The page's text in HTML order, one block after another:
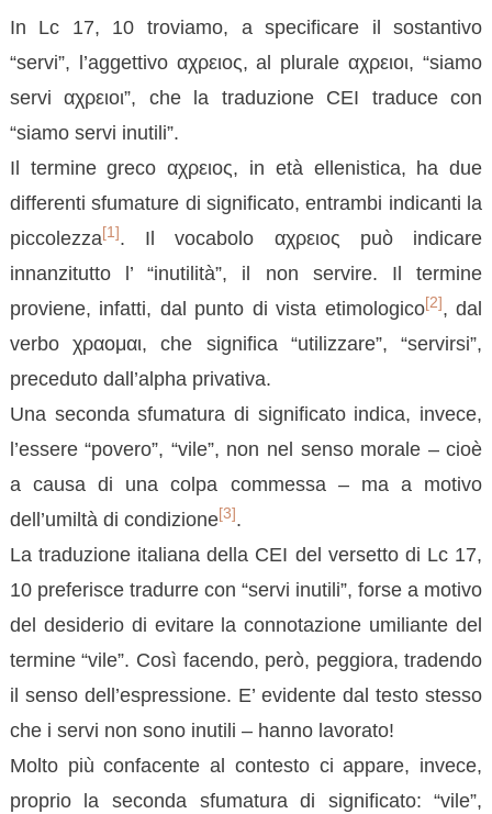
In Lc 17, 10 troviamo, a specificare il sostantivo
“servi”, l’aggettivo αχρειος, al plurale αχρειοι, “siamo
servi αχρειοι”, che la traduzione CEI traduce con
“siamo servi inutili”.
Il termine greco αχρειος, in età ellenistica, ha due
differenti sfumature di significato, entrambi indicanti la
piccolezza[1] . Il vocabolo αχρειος può indicare
innanzitutto l’ “inutilità”, il non servire. Il termine
proviene, infatti, dal punto di vista etimologico[2] , dal
verbo χραομαι, che significa “utilizzare”, “servirsi”,
preceduto dall’alpha privativa.
Una seconda sfumatura di significato indica, invece,
l’essere “povero”, “vile”, non nel senso morale – cioè
a causa di una colpa commessa – ma a motivo
dell’umiltà di condizione[3] .
La traduzione italiana della CEI del versetto di Lc 17,
10 preferisce tradurre con “servi inutili”, forse a motivo
del desiderio di evitare la connotazione umiliante del
termine “vile”. Così facendo, però, peggiora, tradendo
il senso dell’espressione. E’ evidente dal testo stesso
che i servi non sono inutili – hanno lavorato!
Molto più confacente al contesto ci appare, invece,
proprio la seconda sfumatura di significato: “vile”,